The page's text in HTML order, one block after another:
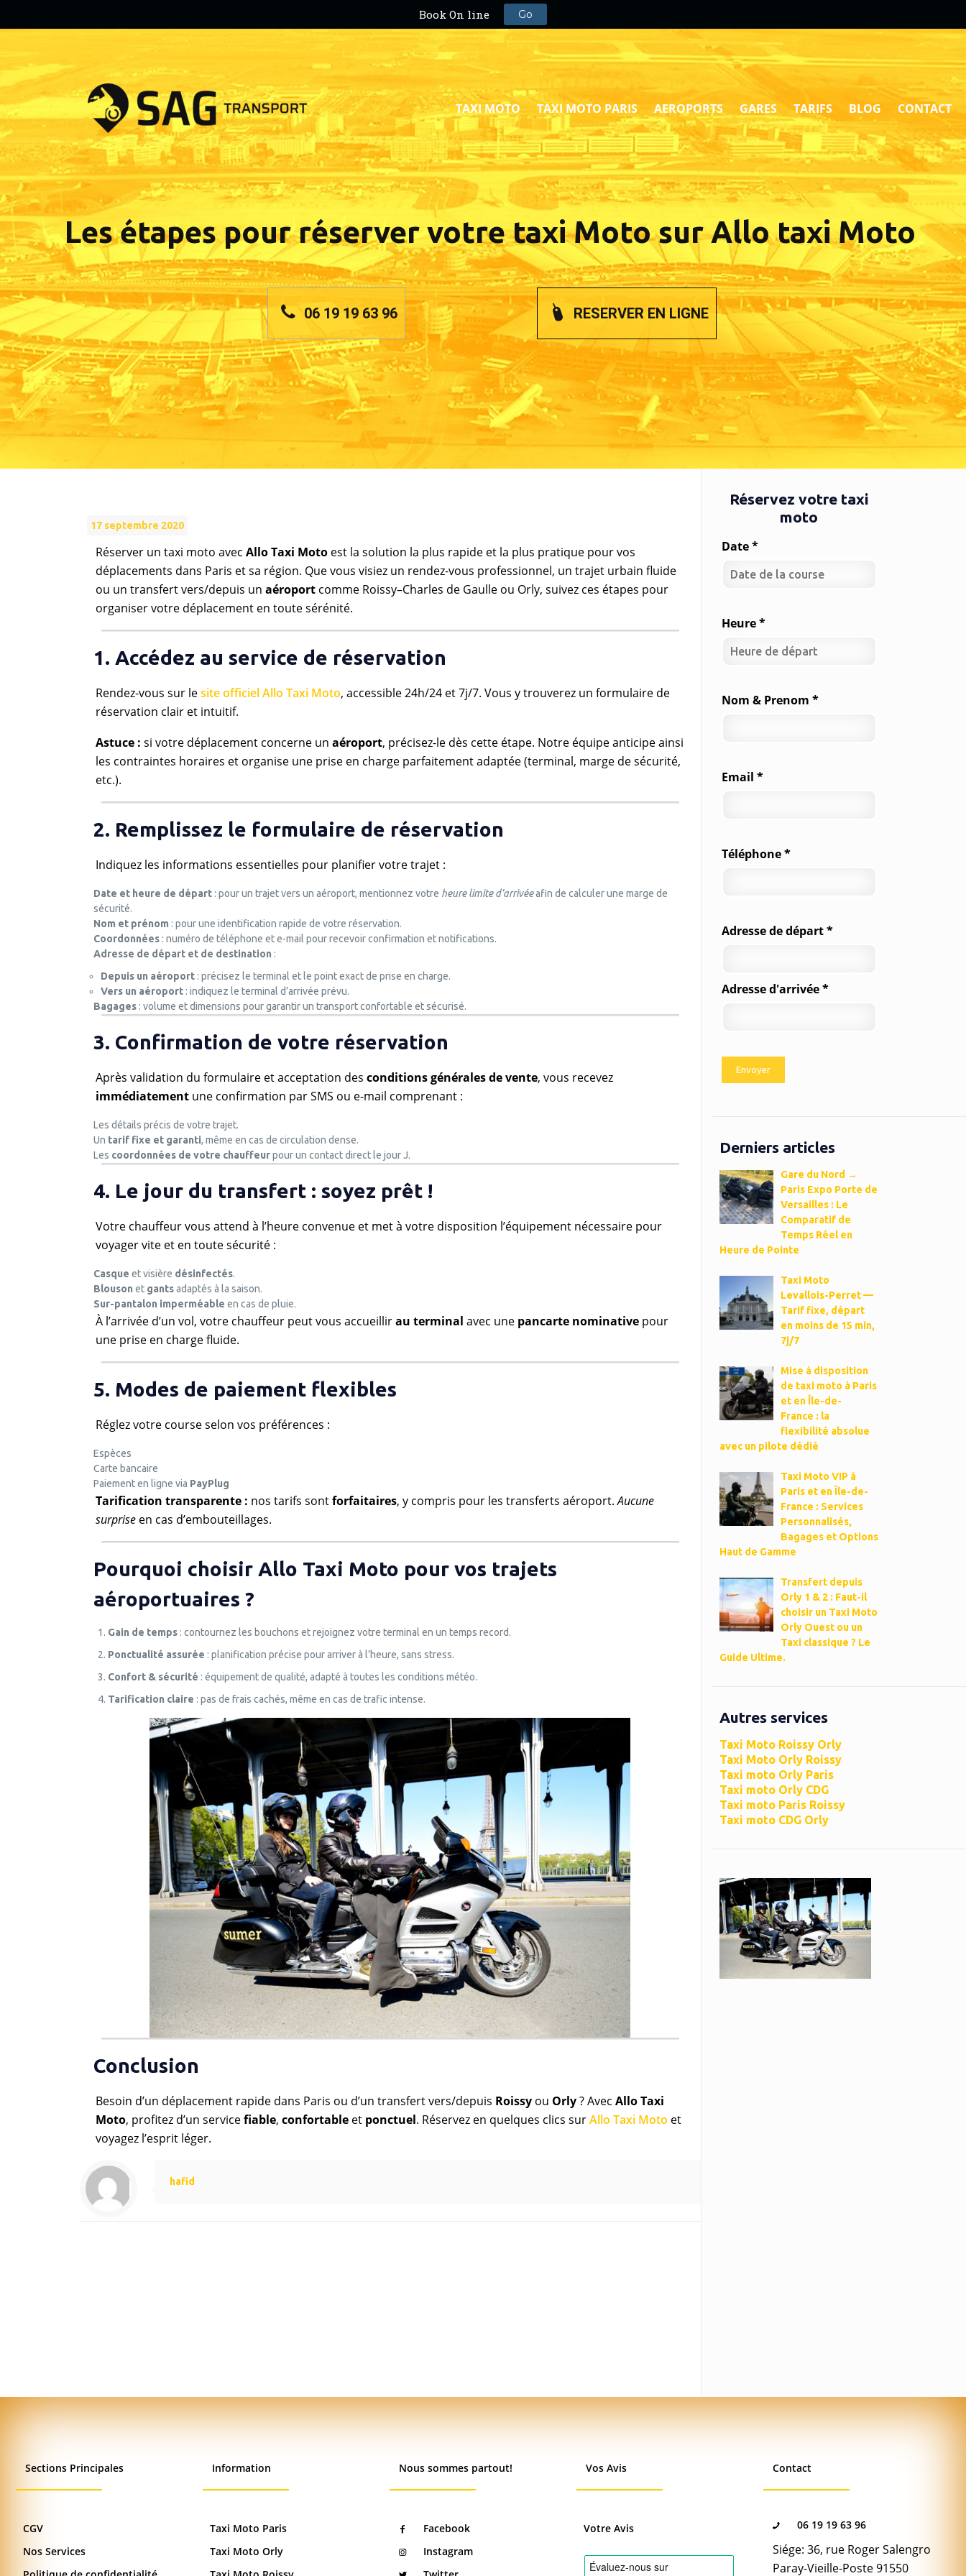
TAXI MOTO TAXI MOTO PARIS AEROPORTS GARES TARIFS BLOG CONTACT
06 19 19 63 96 RESERVER EN LIGNE
Les étapes pour réserver votre taxi Moto sur Allo taxi Moto
17 septembre 2020
Réserver un taxi moto avec Allo Taxi Motoest la solution la plus rapide et la plus pratique pour vos
déplacements dans Paris et sa région. Que vous visiez un rendez-vous professionnel, un trajet urbain fluide
ou un transfert vers/depuis un aéroportcomme Roissy–Charles de Gaulle ou Orly, suivez ces étapes pour
organiser votre déplacement en toute sérénité.
1. Accédez au service de réservation
Rendez-vous sur lesite officiel Allo Taxi Moto, accessible 24h/24 et 7j/7. Vous y trouverez un formulaire de
réservation clair et intuitif.
Astuce : si votre déplacement concerne un aéroport, précisez-le dès cette étape. Notre équipe anticipe ainsi
les contraintes horaires et organise une prise en charge parfaitement adaptée (terminal, marge de sécurité,
etc.).
2. Remplissez le formulaire de réservation
Indiquez les informations essentielles pour planifier votre trajet :
Date et heure de départ: pour un trajet vers un aéroport, mentionnez votre heure limite d’arrivéeafin de calculer une marge de
sécurité.
Nom et prénom : pour une identification rapide de votre réservation.
Coordonnées: numéro de téléphone et e-mail pour recevoir confirmation et notifications.
Adresse de départ et de destination :
Depuis un aéroport: précisez le terminal et le point exact de prise en charge.
Vers un aéroport: indiquez le terminal d’arrivée prévu.
Bagages: volume et dimensions pour garantir un transport confortable et sécurisé.
3. Confirmation de votre réservation
Après validation du formulaire et acceptation des conditions générales de vente, vous recevez
immédiatementune confirmation par SMS ou e-mail comprenant :
Les détails précis de votre trajet.
Un tarif fixe et garanti, même en cas de circulation dense.
Les coordonnées de votre chauffeurpour un contact direct le jour J.
4. Le jour du transfert : soyez prêt !
Votre chauffeur vous attend à l’heure convenue et met à votre disposition l’équipement nécessaire pour
voyager vite et en toute sécurité :
Casque et visière désinfectés.
Blouson et gantsadaptés à la saison.
Sur-pantalon imperméable en cas de pluie.
À l’arrivée d’un vol, votre chauffeur peut vous accueillirau terminal avec une pancarte nominativepour
une prise en charge fluide.
5. Modes de paiement flexibles
Réglez votre course selon vos préférences :
Espèces
Carte bancaire
Paiement en ligne via PayPlug
Tarification transparente : nos tarifs sontforfaitaires, y compris pour les transferts aéroport.Aucune
surpriseen cas d’embouteillages.
Pourquoi choisir Allo Taxi Moto pour vos trajets
aéroportuaires ?
Gain de temps: contournez les bouchons et rejoignez votre terminal en un temps record.
Ponctualité assurée : planification précise pour arriver à l’heure, sans stress.
Confort & sécurité : équipement de qualité, adapté à toutes les conditions météo.
Tarification claire : pas de frais cachés, même en cas de trafic intense.
Conclusion
Besoin d’un déplacement rapide dans Paris ou d’un transfert vers/depuis Roissyou Orly? Avec Allo Taxi
Moto, profitez d’un servicefiable, confortableet ponctuel. Réservez en quelques clics surAllo Taxi Moto et
voyagez l’esprit léger.
hafid
Réservez votre taxi
moto
Date *
Heure *
Nom & Prenom *
Email *
Téléphone *
Adresse de départ *
Adresse d'arrivée *
Derniers articles
Gare du Nord →
Paris Expo Porte de
Versailles : Le
Comparatif de
Temps Réel en
Heure de Pointe
Taxi Moto
Levallois-Perret —
Tarif fixe, départ
en moins de 15 min,
7j/7
Mise à disposition
de taxi moto à Paris
et en Île-de-
France : la
flexibilité absolue
avec un pilote dédié
Taxi Moto VIP à
Paris et en Île-de-
France : Services
Personnalisés,
Bagages et Options
Haut de Gamme
Transfert depuis
Orly 1 & 2 : Faut-il
choisir un Taxi Moto
Orly Ouest ou un
Taxi classique ? Le
Guide Ultime.
Autres services
Taxi Moto Roissy Orly
Taxi Moto Orly Roissy
Taxi moto Orly Paris
Taxi moto Orly CDG
Taxi moto Paris Roissy
Taxi moto CDG Orly
Sections Principales
CGV
Nos Services
Information
Taxi Moto Paris
Taxi Moto Orly
Nous sommes partout!
Facebook
Instagram
Vos Avis
Votre Avis
Contact
06 19 19 63 96
Siége: 36, rue Roger Salengro
Paray-Vieille-Poste 91550